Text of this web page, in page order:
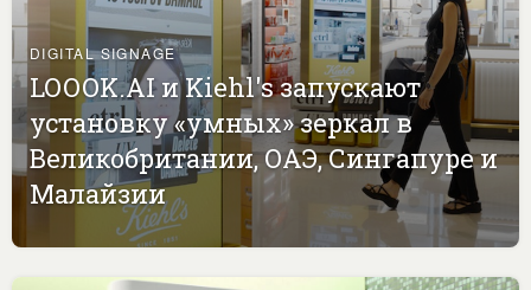
DIGITAL SIGNAGE
LOOOK.AI и Kiehl's запускают
установку «умных» зеркал в
Великобритании, ОАЭ, Сингапуре и
Малайзии